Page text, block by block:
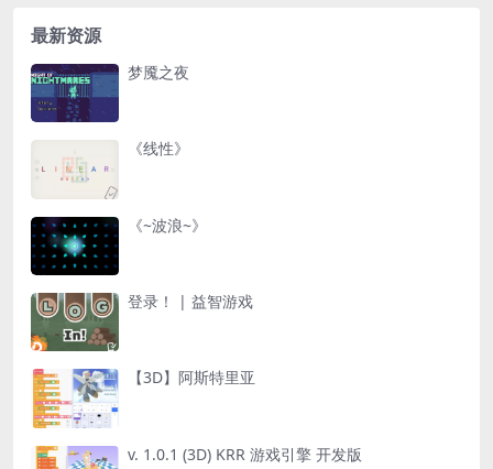
最新资源
梦魇之夜
《线性》
《~波浪~》
登录！ | 益智游戏
【3D】阿斯特里亚
v. 1.0.1 (3D) KRR 游戏引擎 开发版